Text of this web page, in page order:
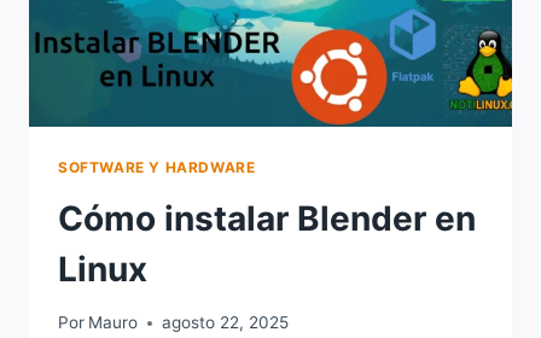
SOFTWARE Y HARDWARE
Cómo instalar Blender en
Linux
Por Mauro agosto 22, 2025